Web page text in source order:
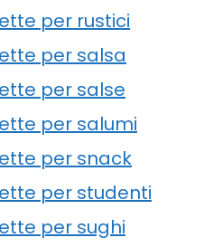
per rustici
per salsa
per salse
per salumi
per snack
per studenti
per sughi